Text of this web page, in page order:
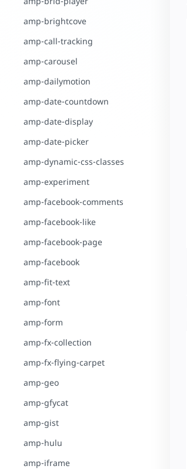
amp-brightcove
amp-call-tracking
amp-carousel
amp-dailymotion
amp-date-countdown
amp-date-display
amp-date-picker
amp-dynamic-css-classes
amp-experiment
amp-facebook-comments
amp-facebook-like
amp-facebook-page
amp-facebook
amp-fit-text
amp-font
amp-form
amp-fx-collection
amp-fx-flying-carpet
amp-geo
amp-gfycat
amp-gist
amp-hulu
amp-iframe